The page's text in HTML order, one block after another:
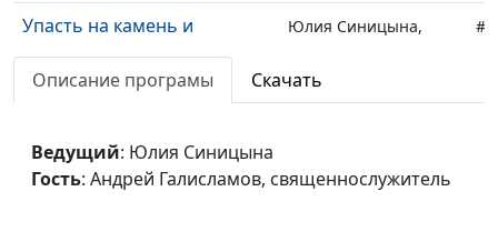
Упасть на камень и
разбиться
Юлия Синицына,
cвященнослужитель
cвященнослужитель
Описание програмы Скачать
Ведущий: Юлия Синицына
Гость: Андрей Галисламов, cвященнослужитель